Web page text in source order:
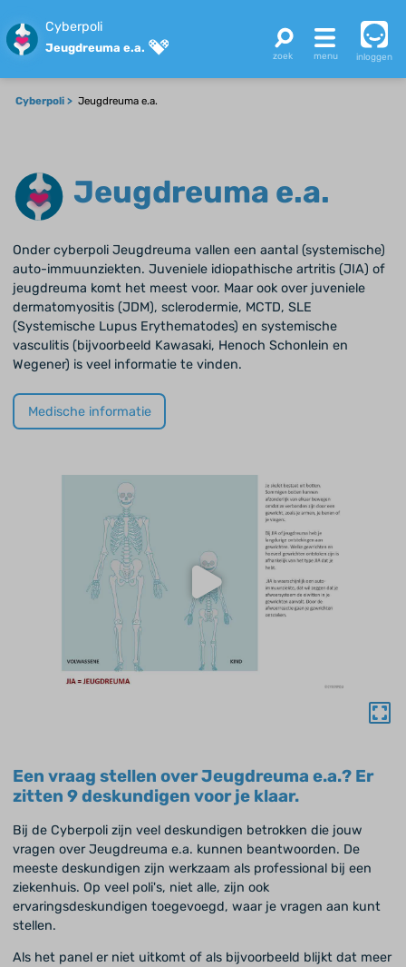
Cyberpoli
Jeugdreuma e.a.
inloggen
Cyberpoli Jeugdreuma e.a.
Jeugdreuma e.a.
Onder cyberpoli Jeugdreuma vallen een aantal (systemische)
auto-immuunziekten. Juveniele idiopathische artritis (JIA) of
jeugdreuma komt het meest voor. Maar ook over juveniele
dermatomyositis (JDM), sclerodermie, MCTD, SLE
(Systemische Lupus Erythematodes) en systemische
vasculitis (bijvoorbeeld Kawasaki, Henoch Schonlein en
Wegener) is veel informatie te vinden.
Medische informatie
Een vraag stellen over Jeugdreuma e.a.? Er
zitten 9 deskundigen voor je klaar.
Bij de Cyberpoli zijn veel deskundigen betrokken die jouw
vragen over Jeugdreuma e.a. kunnen beantwoorden. De
meeste deskundigen zijn werkzaam als professional bij een
ziekenhuis. Op veel poli's, niet alle, zijn ook
ervaringsdeskundigen toegevoegd, waar je vragen aan kunt
stellen.
Als het panel er niet uitkomt of als bijvoorbeeld blijkt dat meer